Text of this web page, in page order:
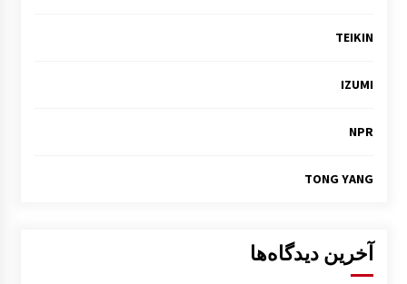
TEIKIN
IZUMI
NPR
TONG YANG
آخرین دیدگاه‌ها